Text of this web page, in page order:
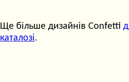
Ще більше дизайнів Confetti
каталозі.